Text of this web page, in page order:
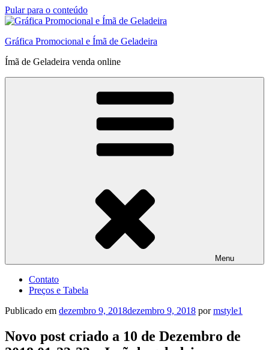
Pular para o conteúdo
Gráfica Promocional e Ímã de Geladeira
Ímã de Geladeira venda online
Menu
Contato
Preços e Tabela
Publicado em dezembro 9, 2018dezembro 9, 2018 pormstyle1
Novo post criado a 10 de Dezembro de